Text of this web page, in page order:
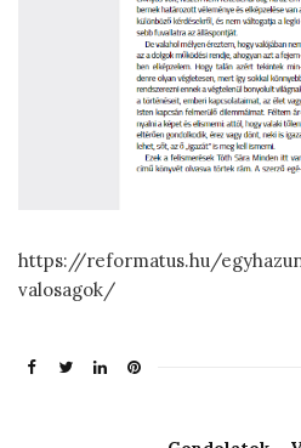
https://reformatus.hu/
valosagok/